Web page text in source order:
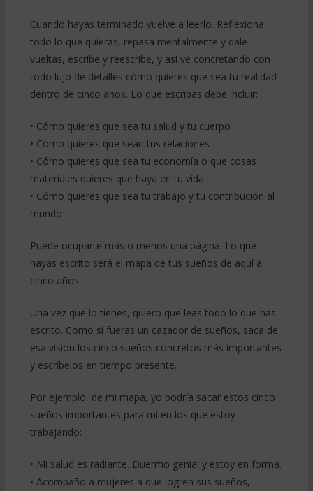
Cuando hayas terminado vuelve a leerlo. Reflexiona
todo lo que quieras, repasa mentalmente y dale
vueltas, escribe y reescribe, y así ve concretando con
todo lujo de detalles cómo quieres que sea tu realidad
dentro de cinco años. Lo que escribas debe incluir:
• Cómo quieres que sea tu salud y tu cuerpo
• Cómo quieres que sean tus relaciones
• Cómo quieres que sea tu economía o que cosas
materiales quieres que haya en tu vida
• Cómo quieres que sea tu trabajo y tu contribución al
mundo
Puede ocuparte más o menos una página. Lo que
hayas escrito será el mapa de tus sueños de aquí a
cinco años.
Una vez que lo tienes, quiero que leas todo lo que has
escrito. Como si fueras un cazador de sueños, saca de
esa visión los cinco sueños concretos más importantes
y escríbelos en tiempo presente.
Por ejemplo, de mi mapa, yo podría sacar estos cinco
sueños importantes para mí en los que estoy
trabajando:
• Mi salud es radiante. Duermo genial y estoy en forma.
• Acompaño a mujeres a que logren sus sueños,